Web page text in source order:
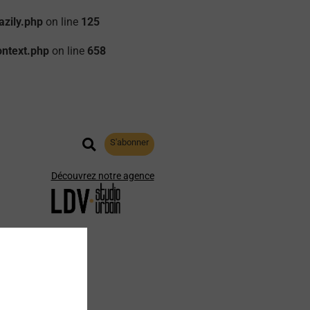
on line 125
on line 658
S'abonner
Découvrez notre agence